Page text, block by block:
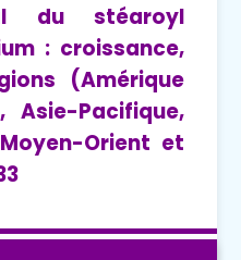
du stéaroyl
: croissance,
(Amérique
Asie-Pacifique,
Orient et